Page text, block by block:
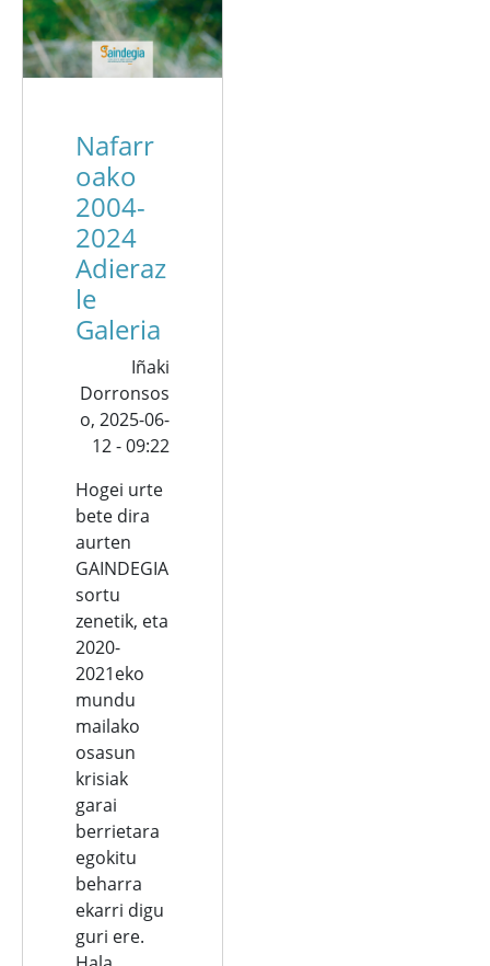
Nafarr
oako
2004-
2024
Adieraz
le
Galeria
Iñaki
Dorronsos
o, 2025-06-
12 - 09:22
Hogei urte
bete dira
aurten
GAINDEGIA
sortu
zenetik, eta
2020-
2021eko
mundu
mailako
osasun
krisiak
garai
berrietara
egokitu
beharra
ekarri digu
guri ere.